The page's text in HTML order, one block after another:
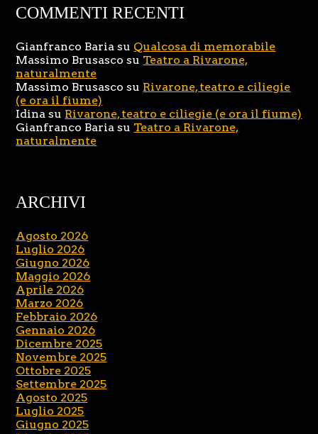
COMMENTI RECENTI
Gianfranco Baria su Qualcosa di memorabile
Massimo Brusasco su Teatro a Rivarone,
naturalmente
Massimo Brusasco su Rivarone, teatro e ciliegie
(e ora il fiume)
Idina su Rivarone, teatro e ciliegie (e ora il fiume)
Gianfranco Baria su Teatro a Rivarone,
naturalmente
ARCHIVI
Agosto 2026
Luglio 2026
Giugno 2026
Maggio 2026
Aprile 2026
Marzo 2026
Febbraio 2026
Gennaio 2026
Dicembre 2025
Novembre 2025
Ottobre 2025
Settembre 2025
Agosto 2025
Luglio 2025
Giugno 2025